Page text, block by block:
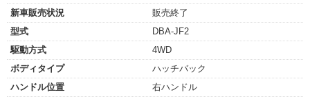
新車販売状況
販売終了
型式
DBA-JF2
駆動方式
4WD
ボディタイプ
ハッチバック
ハンドル位置
右ハンドル